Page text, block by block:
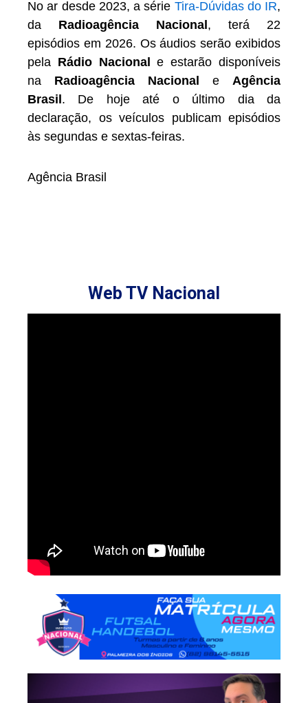
No ar desde 2023, a série Tira-Dúvidas do IR,
da Radioagência Nacional , terá 22
episódios em 2026. Os áudios serão exibidos
pela Rádio Nacional
e estarão disponíveis
na Radioagência Nacional e Agência
Brasil . De hoje até o último dia da
declaração, os veículos publicam episódios
às segundas e sextas-feiras.
Agência Brasil
Web TV Nacional